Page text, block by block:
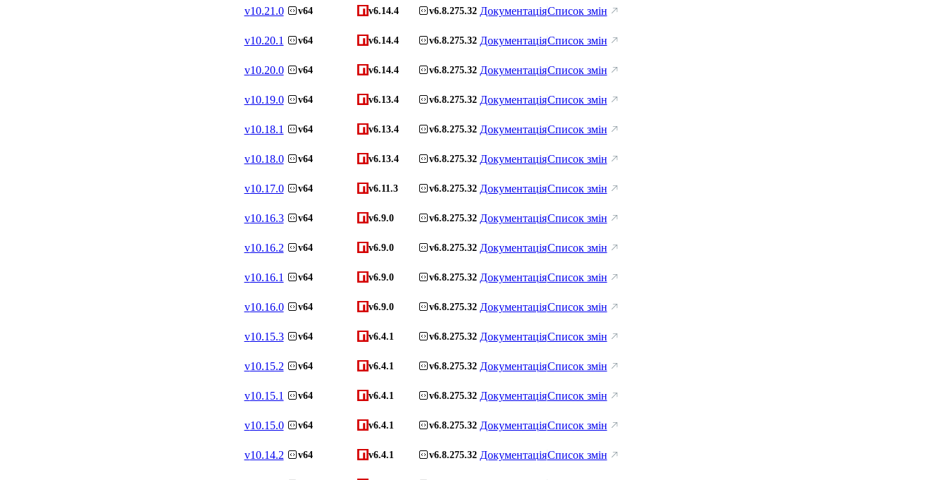
v10.21.0 v64 v6.14.4 v6.8.275.32 ДокументаціяСписок змін
v10.20.1 v64 v6.14.4 v6.8.275.32 ДокументаціяСписок змін
v10.20.0 v64 v6.14.4 v6.8.275.32 ДокументаціяСписок змін
v10.19.0 v64 v6.13.4 v6.8.275.32 ДокументаціяСписок змін
v10.18.1 v64 v6.13.4 v6.8.275.32 ДокументаціяСписок змін
v10.18.0 v64 v6.13.4 v6.8.275.32 ДокументаціяСписок змін
v10.17.0 v64 v6.11.3 v6.8.275.32 ДокументаціяСписок змін
v10.16.3 v64 v6.9.0 v6.8.275.32 ДокументаціяСписок змін
v10.16.2 v64 v6.9.0 v6.8.275.32 ДокументаціяСписок змін
v10.16.1 v64 v6.9.0 v6.8.275.32 ДокументаціяСписок змін
v10.16.0 v64 v6.9.0 v6.8.275.32 ДокументаціяСписок змін
v10.15.3 v64 v6.4.1 v6.8.275.32 ДокументаціяСписок змін
v10.15.2 v64 v6.4.1 v6.8.275.32 ДокументаціяСписок змін
v10.15.1 v64 v6.4.1 v6.8.275.32 ДокументаціяСписок змін
v10.15.0 v64 v6.4.1 v6.8.275.32 ДокументаціяСписок змін
v10.14.2 v64 v6.4.1 v6.8.275.32 ДокументаціяСписок змін